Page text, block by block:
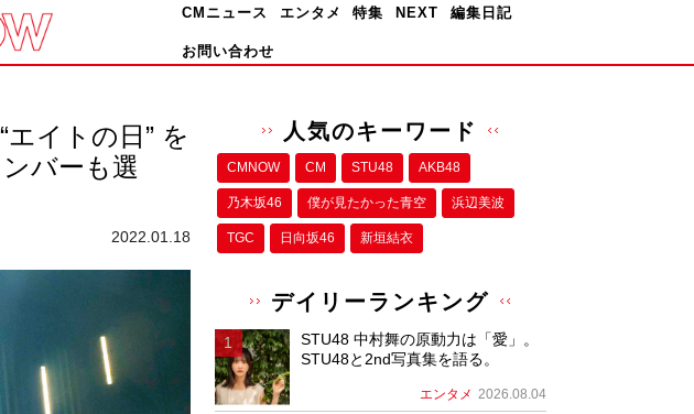
CMニュース エンタメ 特集 NEXT 編集日記
お問い合わせ
イトの日” を
バーも選
2022.01.18
人気のキーワード
CMNOW CM STU48 AKB48
乃木坂46 僕が⾒たかった⻘空 浜辺美波
TGC 日向坂46 新垣結衣
デイリーランキング
STU48 中村舞の原動力は「愛」。
STU48と2nd写真集を語る。
エンタメ 2026.08.04